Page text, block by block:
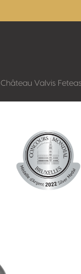
Château Valvis